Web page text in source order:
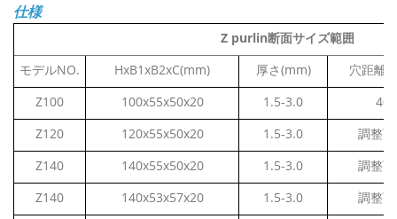
仕様
Z purlin断面サイズ範囲
モデルNO.
HxB1xB2xC(mm) 厚さ(mm)
穴距離
Z100
100x55x50x20 1.5-3.0
40
Z120
120x55x50x20 1.5-3.0
調整
Z140
140x55x50x20 1.5-3.0
調整
Z140
140x53x57x20 1.5-3.0
調整